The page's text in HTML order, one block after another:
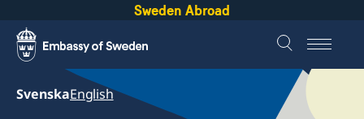
Sweden Abroad
SvenskaEnglish